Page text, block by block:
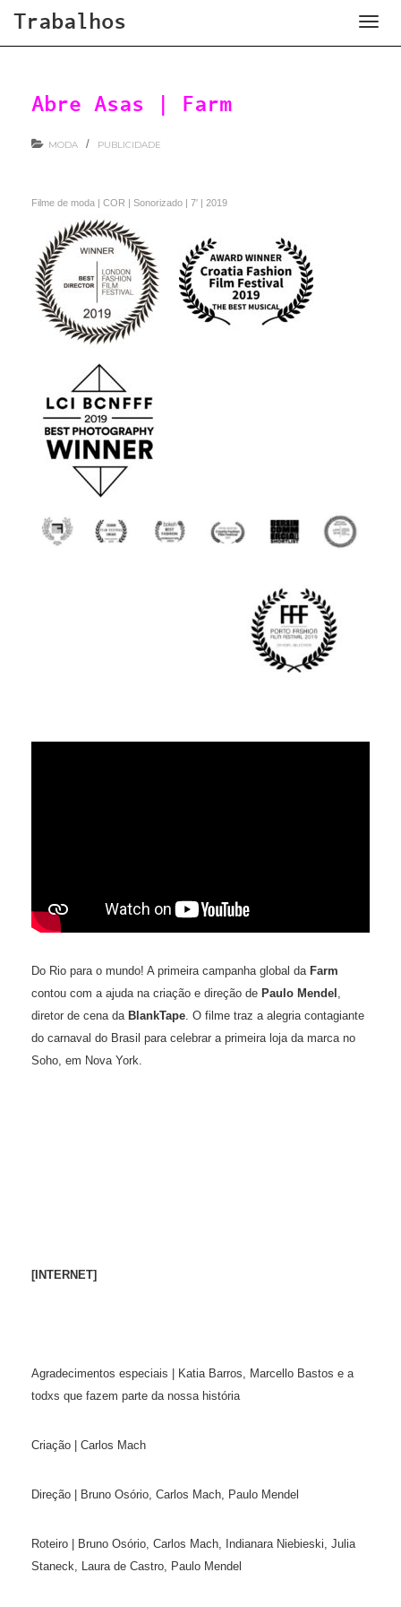
Toggle
Trabalhos
Abre Asas | Farm
MODA / PUBLICIDADE
Filme de moda | COR | Sonorizado | 7′ | 2019
Do Rio para o mundo! A primeira campanha global da Farm
contou com a ajuda na criação e direção de Paulo Mendel
diretor de cena da BlankTape . O filme traz a alegria contagiante
do carnaval do Brasil para celebrar a primeira loja da marca no
Soho, em Nova York.
[INTERNET]
Agradecimentos especiais | Katia Barros, Marcello Bastos e a
todxs que fazem parte da nossa história
Criação | Carlos Mach
Direção | Bruno Osório, Carlos Mach, Paulo Mendel
Roteiro | Bruno Osório, Carlos Mach, Indianara Niebieski, Julia
Staneck, Laura de Castro, Paulo Mendel